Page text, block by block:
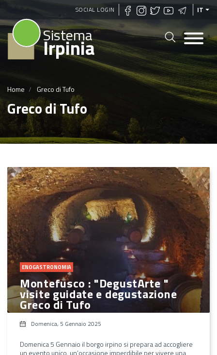
Salta
al
contenuto
principale
SOCIAL LOGIN IT
Sistema
Irpinia
Home Greco di Tufo
Greco di Tufo
ENOGASTRONOMIA
Montefusco : "DegustArte "
visite guidate e degustazione
Greco di Tufo
Domenica, 5 Gennaio 2025
Domenica 5 Gennaio il borgo irpino si prepara ad accogliere
un evento unico, un’occasione imperdibile per vivere una